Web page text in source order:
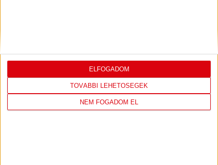
TOVÁBBI LEHETŐSÉGEK
NEM FOGADOM EL
ELFOGADOM